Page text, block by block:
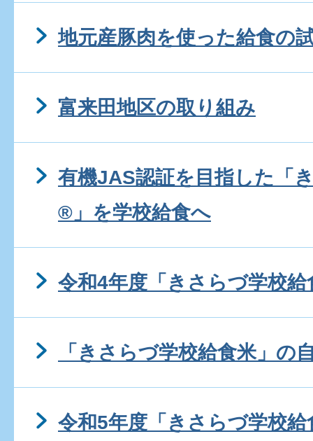
地元産豚肉を使った給食の
富来田地区の取り組み
有機JAS認証を目指した「
®」を学校給食へ
令和4年度「きさらづ学校
「きさらづ学校給食米」の
令和5年度「きさらづ学校